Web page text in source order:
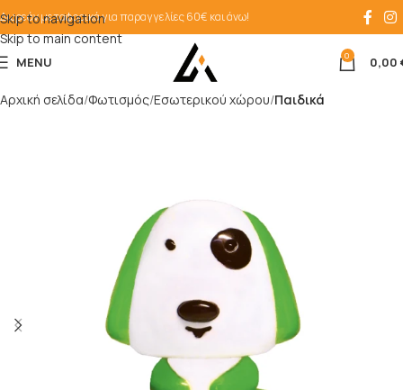
Skip to navigation
Skip to main content
Δωρεάν μεταφορικά για παραγγελίες 60€ και άνω!
MENU 0 0,00
Αρχική σελίδα Φωτισμός Εσωτερικού χώρου Παιδικά